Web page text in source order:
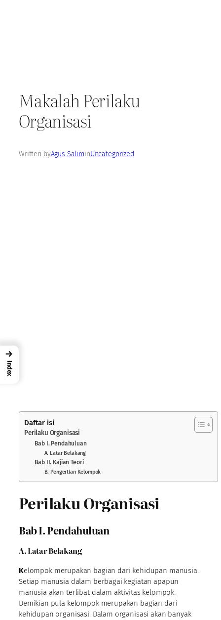
Makalah Perilaku
Organisasi
Written byAgus SaliminUncategorized
Daftar isi
Perilaku Organisasi
Bab I. Pendahuluan
A. Latar Belakang
Bab II. Kajian Teori
B. Pengertian Kelompok
Perilaku Organisasi
Bab I. Pendahuluan
A. Latar Belakang
Kelompok merupakan bagian dari kehidupan manusia.
Setiap manusia dalam berbagai kegiatan apapun
manusia akan terlibat dalam aktivitas kelompok.
Demikian pula kelompok merupakan bagian dari
kehidupan organisasi. Dalam organisasi akan banyak
→
Index